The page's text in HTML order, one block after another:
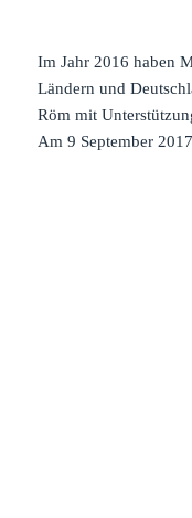
Im Jahr 2016 haben
Ländern und
Röm mit
Am 9 September